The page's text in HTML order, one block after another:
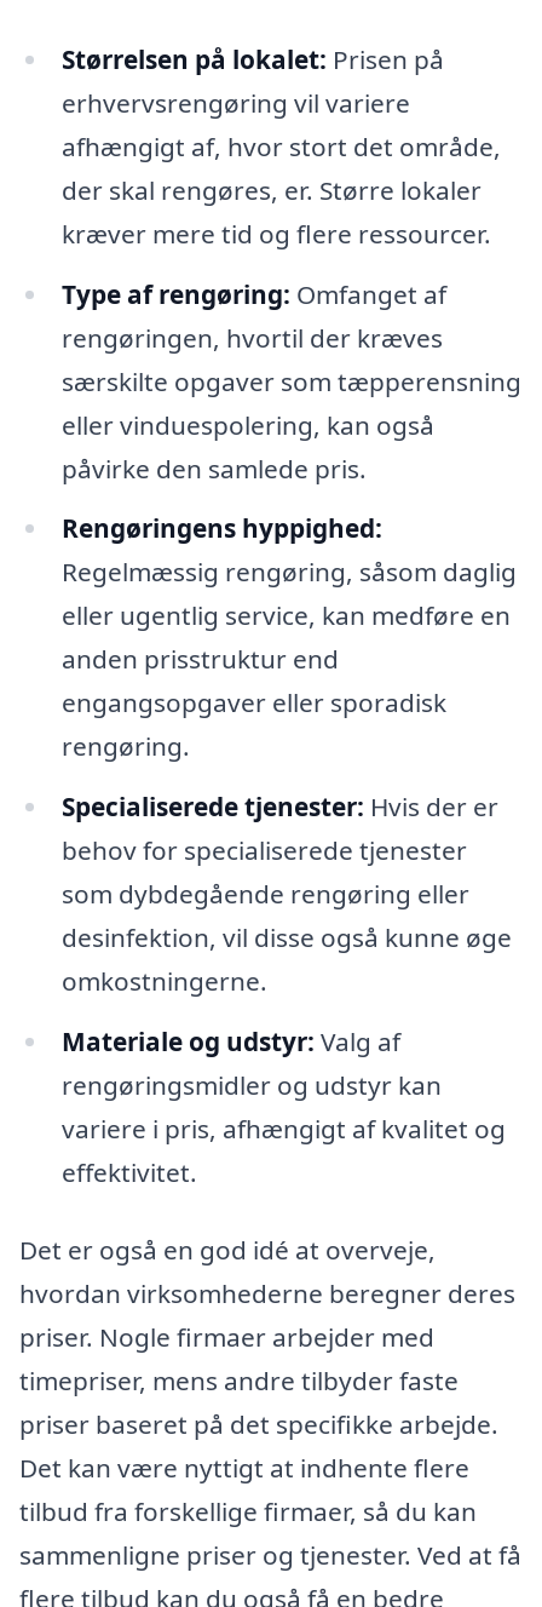
Størrelsen på lokalet: Prisen på
erhvervsrengøring vil variere
afhængigt af, hvor stort det område,
der skal rengøres, er. Større lokaler
kræver mere tid og flere ressourcer.
Type af rengøring: Omfanget af
rengøringen, hvortil der kræves
særskilte opgaver som tæpperensning
eller vinduespolering, kan også
påvirke den samlede pris.
Rengøringens hyppighed:
Regelmæssig rengøring, såsom daglig
eller ugentlig service, kan medføre en
anden prisstruktur end
engangsopgaver eller sporadisk
rengøring.
Specialiserede tjenester: Hvis der er
behov for specialiserede tjenester
som dybdegående rengøring eller
desinfektion, vil disse også kunne øge
omkostningerne.
Materiale og udstyr: Valg af
rengøringsmidler og udstyr kan
variere i pris, afhængigt af kvalitet og
effektivitet.
Det er også en god idé at overveje,
hvordan virksomhederne beregner deres
priser. Nogle firmaer arbejder med
timepriser, mens andre tilbyder faste
priser baseret på det specifikke arbejde.
Det kan være nyttigt at indhente flere
tilbud fra forskellige firmaer, så du kan
sammenligne priser og tjenester. Ved at få
flere tilbud kan du også få en bedre